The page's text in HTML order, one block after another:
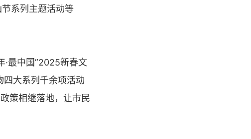
系列主题活动等
·最中国”2025新春文
大系列千余项活动
策相继落地，让市民